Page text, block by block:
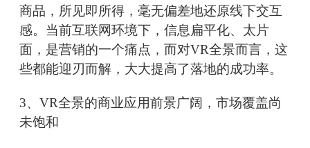
商品，所见即所得，毫无偏差地还原线下交互
感。当前互联网环境下，信息扁平化、太片
面，是营销的一个痛点，而对VR全景而言，这
些都能迎刃而解，大大提高了落地的成功率。
3、VR全景的商业应用前景广阔，市场覆盖尚
未饱和